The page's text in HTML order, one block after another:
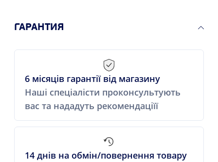
ГАРАНТИЯ
6 місяців гарантії від магазину
Наші спеціалісти проконсультують
вас та нададуть рекомендаціїї
14 днів на обмін/повернення товару